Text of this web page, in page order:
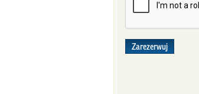
Zarezerwuj